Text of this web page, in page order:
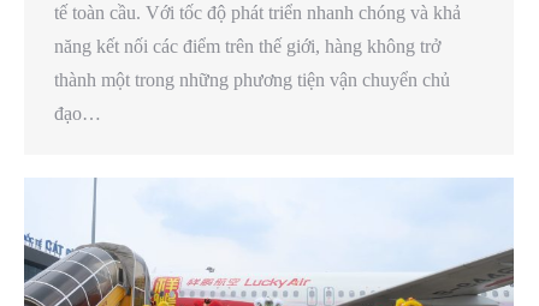
tế toàn cầu. Với tốc độ phát triển nhanh chóng và khả
năng kết nối các điểm trên thế giới, hàng không trở
thành một trong những phương tiện vận chuyển chủ
đạo…